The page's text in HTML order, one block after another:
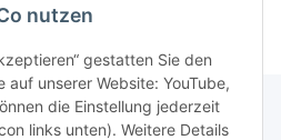
nutzen
gestatten Sie den
auf unserer Website: YouTube,
die Einstellung jederzeit
links unten). Weitere Details